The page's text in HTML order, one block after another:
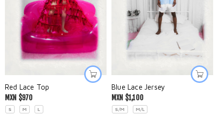
Red Lace Top
MXN $970
S M L
Blue Lace Jersey
MXN $1,100
S/M M/L